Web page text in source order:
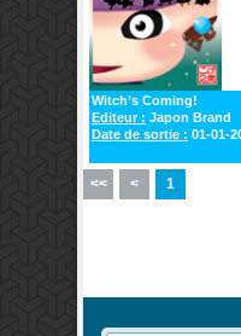
Witch’s Coming!
Editeur : Japon Brand
Date de sortie : 01-01-
<< < 1